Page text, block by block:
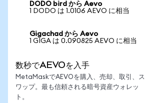
DODO bird から Aevo
1 DODO は 1.0106 AEVO に相当
Gigachad から Aevo
1 GIGA は 0.090825 AEVO に相当
数秒でAEVOを入手
MetaMaskでAEVOを購入、売却、取引、ス
ワップ。最も信頼される暗号資産ウォレッ
ト。